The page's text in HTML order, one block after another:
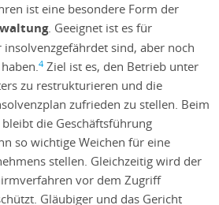
ist eine besondere Form der
. Geeignet ist es für
sind, aber noch
4 Ziel ist es, den Betrieb unter
zu restrukturieren und die
zufrieden zu stellen. Beim
die Geschäftsführung
so wichtige Weichen für eine
stellen. Gleichzeitig wird der
vor dem Zugriff
Gläubiger und das Gericht